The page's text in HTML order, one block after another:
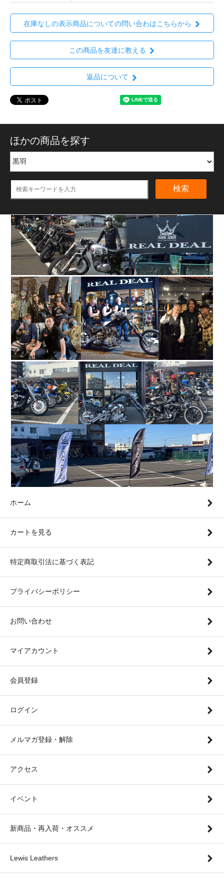
在庫なしの表示商品についての問い合わはこちらから
この商品を友達に教える
返品について
ほかの商品を探す
検索
ホーム
カートを見る
特定商取引法に基づく表記
プライバシーポリシー
お問い合わせ
マイアカウント
会員登録
ログイン
メルマガ登録・解除
アクセス
イベント
新商品・再入荷・オススメ
Lewis Leathers